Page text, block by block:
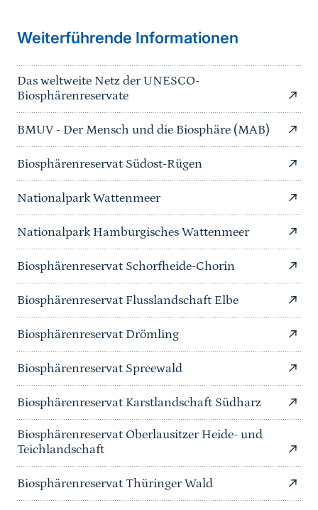
Weiterführende Informationen
Das weltweite Netz der UNESCO-
Biosphärenreservate
BMUV - Der Mensch und die Biosphäre (MAB)
Biosphärenreservat Südost-Rügen
Nationalpark Wattenmeer
Nationalpark Hamburgisches Wattenmeer
Biosphärenreservat Schorfheide-Chorin
Biosphärenreservat Flusslandschaft Elbe
Biosphärenreservat Drömling
Biosphärenreservat Spreewald
Biosphärenreservat Karstlandschaft Südharz
Biosphärenreservat Oberlausitzer Heide- und
Teichlandschaft
Biosphärenreservat Thüringer Wald